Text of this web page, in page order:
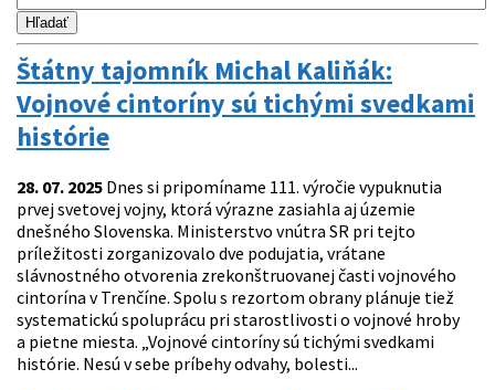
Štátny tajomník Michal Kaliňák:
Vojnové cintoríny sú tichými svedkami
histórie
28. 07. 2025 Dnes si pripomíname 111. výročie vypuknutia
prvej svetovej vojny, ktorá výrazne zasiahla aj územie
dnešného Slovenska. Ministerstvo vnútra SR pri tejto
príležitosti zorganizovalo dve podujatia, vrátane
slávnostného otvorenia zrekonštruovanej časti vojnového
cintorína v Trenčíne. Spolu s rezortom obrany plánuje tiež
systematickú spoluprácu pri starostlivosti o vojnové hroby
a pietne miesta. „Vojnové cintoríny sú tichými svedkami
histórie. Nesú v sebe príbehy odvahy, bolesti...